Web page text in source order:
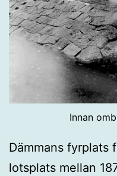
Innan
Dämmans fyrplats
lotsplats mellan